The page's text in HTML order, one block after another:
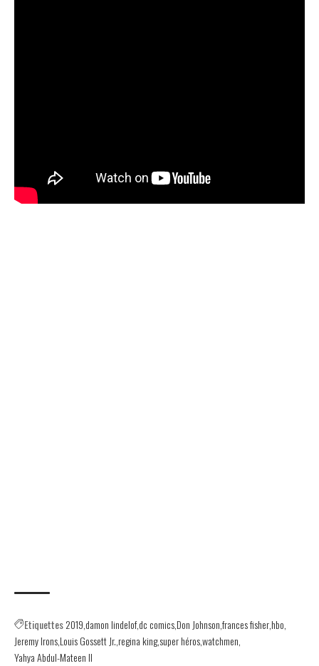
Etiquettes2019 damon lindelofdc comicsDon Johnsonfrances fisherhbo
Jeremy IronsLouis Gossett Jr.regina kingsuper héroswatchmen
Yahya Abdul-Mateen II